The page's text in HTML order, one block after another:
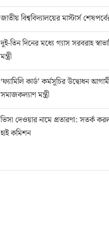
জাতীয় বিশ্ববিদ্যালয়ের মাস্টার্স
দুই-তিন দিনের মধ্যে গ্যাস সরবরাহ
মন্ত্রী
‘ফ্যামিলি কার্ড’ কর্মসূচির উদ্বোধন
সমাজকল্যাণ মন্ত্রী
ভিসা দেওয়ার নামে প্রতারণা: সতর্ক
হাই কমিশন